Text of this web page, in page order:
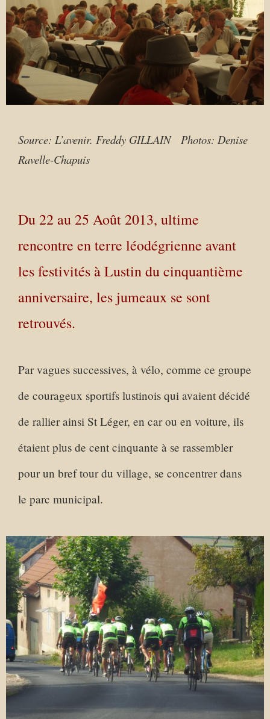
Source: L’avenir. Freddy GILLAIN Photos: Denise
Ravelle-Chapuis
Du 22 au 25 Août 2013, ultime
rencontre en terre léodégrienne avant
les festivités à Lustin du cinquantième
anniversaire, les jumeaux se sont
retrouvés.
Par vagues successives, à vélo, comme ce groupe
de courageux sportifs lustinois qui avaient décidé
de rallier ainsi St Léger, en car ou en voiture, ils
étaient plus de cent cinquante à se rassembler
pour un bref tour du village, se concentrer dans
le parc municipal.